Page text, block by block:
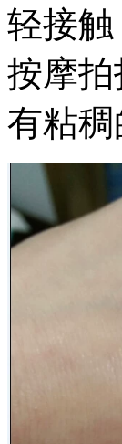
轻接
按摩
有粘